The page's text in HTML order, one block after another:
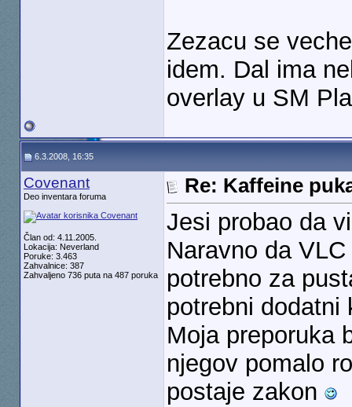
Zezacu se
idem. Dal ima
overlay u SM
6.3.2008, 16:35
Covenant
Deo inventara foruma
Član od: 4.11.2005.
Lokacija: Neverland
Poruke: 3.463
Zahvalnice: 387
Zahvaljeno 736 puta na 487 poruka
Re: Kaffeine
Jesi probao da
Naravno da
potrebno za
potrebni
Moja preporuka
njegov pomalo
postaje zakon